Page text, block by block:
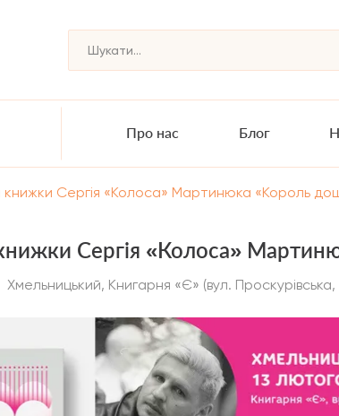
Про нас Блог
книжки Сергія «Колоса» Мартинюка «Король
Сергія «Колоса»
Хмельницький, Книгарня «Є» (вул. Проскурівська,